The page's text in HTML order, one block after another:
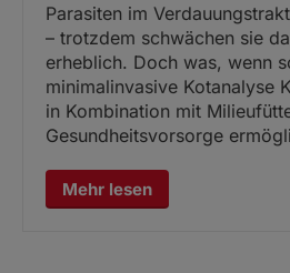
Parasiten im
– trotzdem schwächen sie
erheblich. Doch was, wenn
minimalinvasive Kotanalyse
in Kombination mit
Gesundheitsvorsorge
Mehr lesen